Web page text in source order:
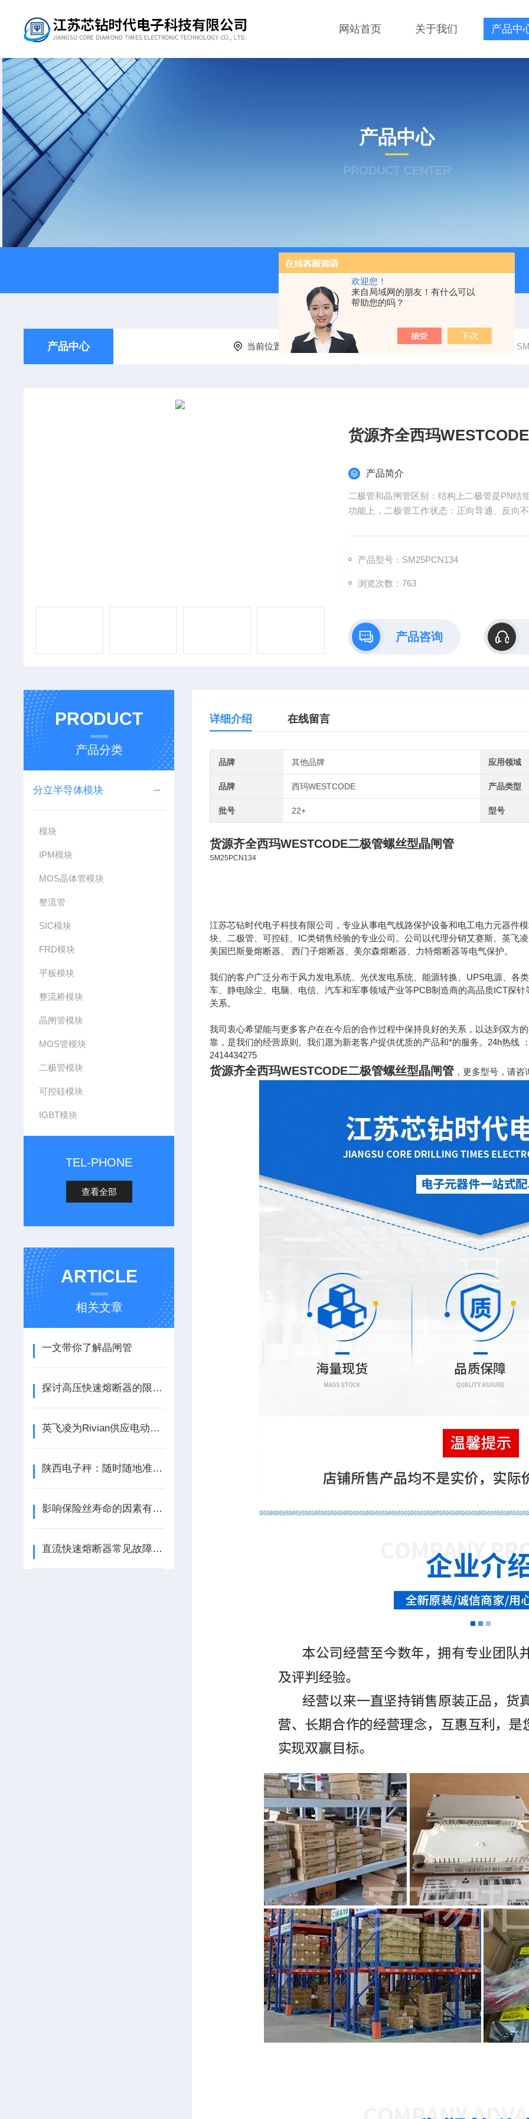
欢迎您！
来自局域网的朋友！有什么可以
帮助您的吗？
网站首页 关于我们 产品中
产品中心
PRODUCT CENTER
产品中心 当前位置： 首页 产品中心 分立半导体模块 晶闸管模块
货源齐全西玛
产品简介
二极管和晶闸管区别：结构上二极管是PN结
功能上，二极管工作状态：正向导通、反向
产品型号：SM25PCN134
浏览次数：763
产品咨询
PRODUCT
产品分类
分立半导体模块
模块
IPM模块
MOS晶体管模块
整流管
SIC模块
FRD模块
平板模块
整流桥模块
晶闸管模块
MOS管模块
二极管模块
可控硅模块
IGBT模块
TEL-PHONE
查看全部
ARTICLE
相关文章
一文带你了解晶闸管
探讨高压快速熔断器的限制电压
英飞凌为Rivian供应电动汽车牵引逆变器功率模块
陕西电子秤：随时随地准确称重，生活工作好帮手
影响保险丝寿命的因素有哪些？
直流快速熔断器常见故障分析，频繁熔断误动作原因排查与解决办法
详细介绍 在线留言
品牌 其他品牌 应用领域
品牌 西玛WESTCODE 产品类型
批号 22+ 型号
货源齐全西玛WESTCODE二极管螺丝型晶闸管
SM25PCN134
江苏芯钻时代电子科技有限公司，专业从事电气线路保护设备和电工电力元器件
块、二极管、可控硅、IC类销售经验的专业公司。公司以代理分销艾赛斯、英飞
美国巴斯曼熔断器、 西门子熔断器、美尔森熔断器、力特熔断器等电气保护。
我们的客户广泛分布于风力发电系统、光伏发电系统、能源转换、UPS电源、各
车、静电除尘、电脑、电信、汽车和军事领域产业等PCB制造商的高品质ICT探
关系。
我司衷心希望能与更多客户在在今后的合作过程中保持良好的关系，以达到双方
靠，是我们的经营原则。我们愿为新老客户提供优质的产品和*的服务。24h热线
2414434275
货源齐全西玛WESTCODE二极管螺丝型晶闸管 ，更多型号，请咨